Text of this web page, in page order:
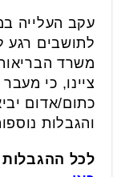
עקב העלייה
לתושבים רגע
משרד
ציינו, כי
כתום/אדום
והגבלות
לכל